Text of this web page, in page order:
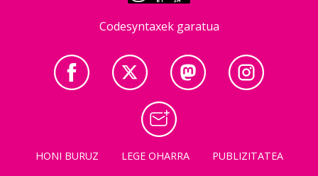
Codesyntaxek garatua
HONI BURUZ LEGE OHARRA PUBLIZITATEA